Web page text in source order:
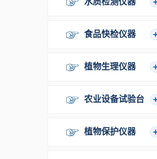
食品快检仪器
植物生理仪器
农业设备试验台
植物保护仪器